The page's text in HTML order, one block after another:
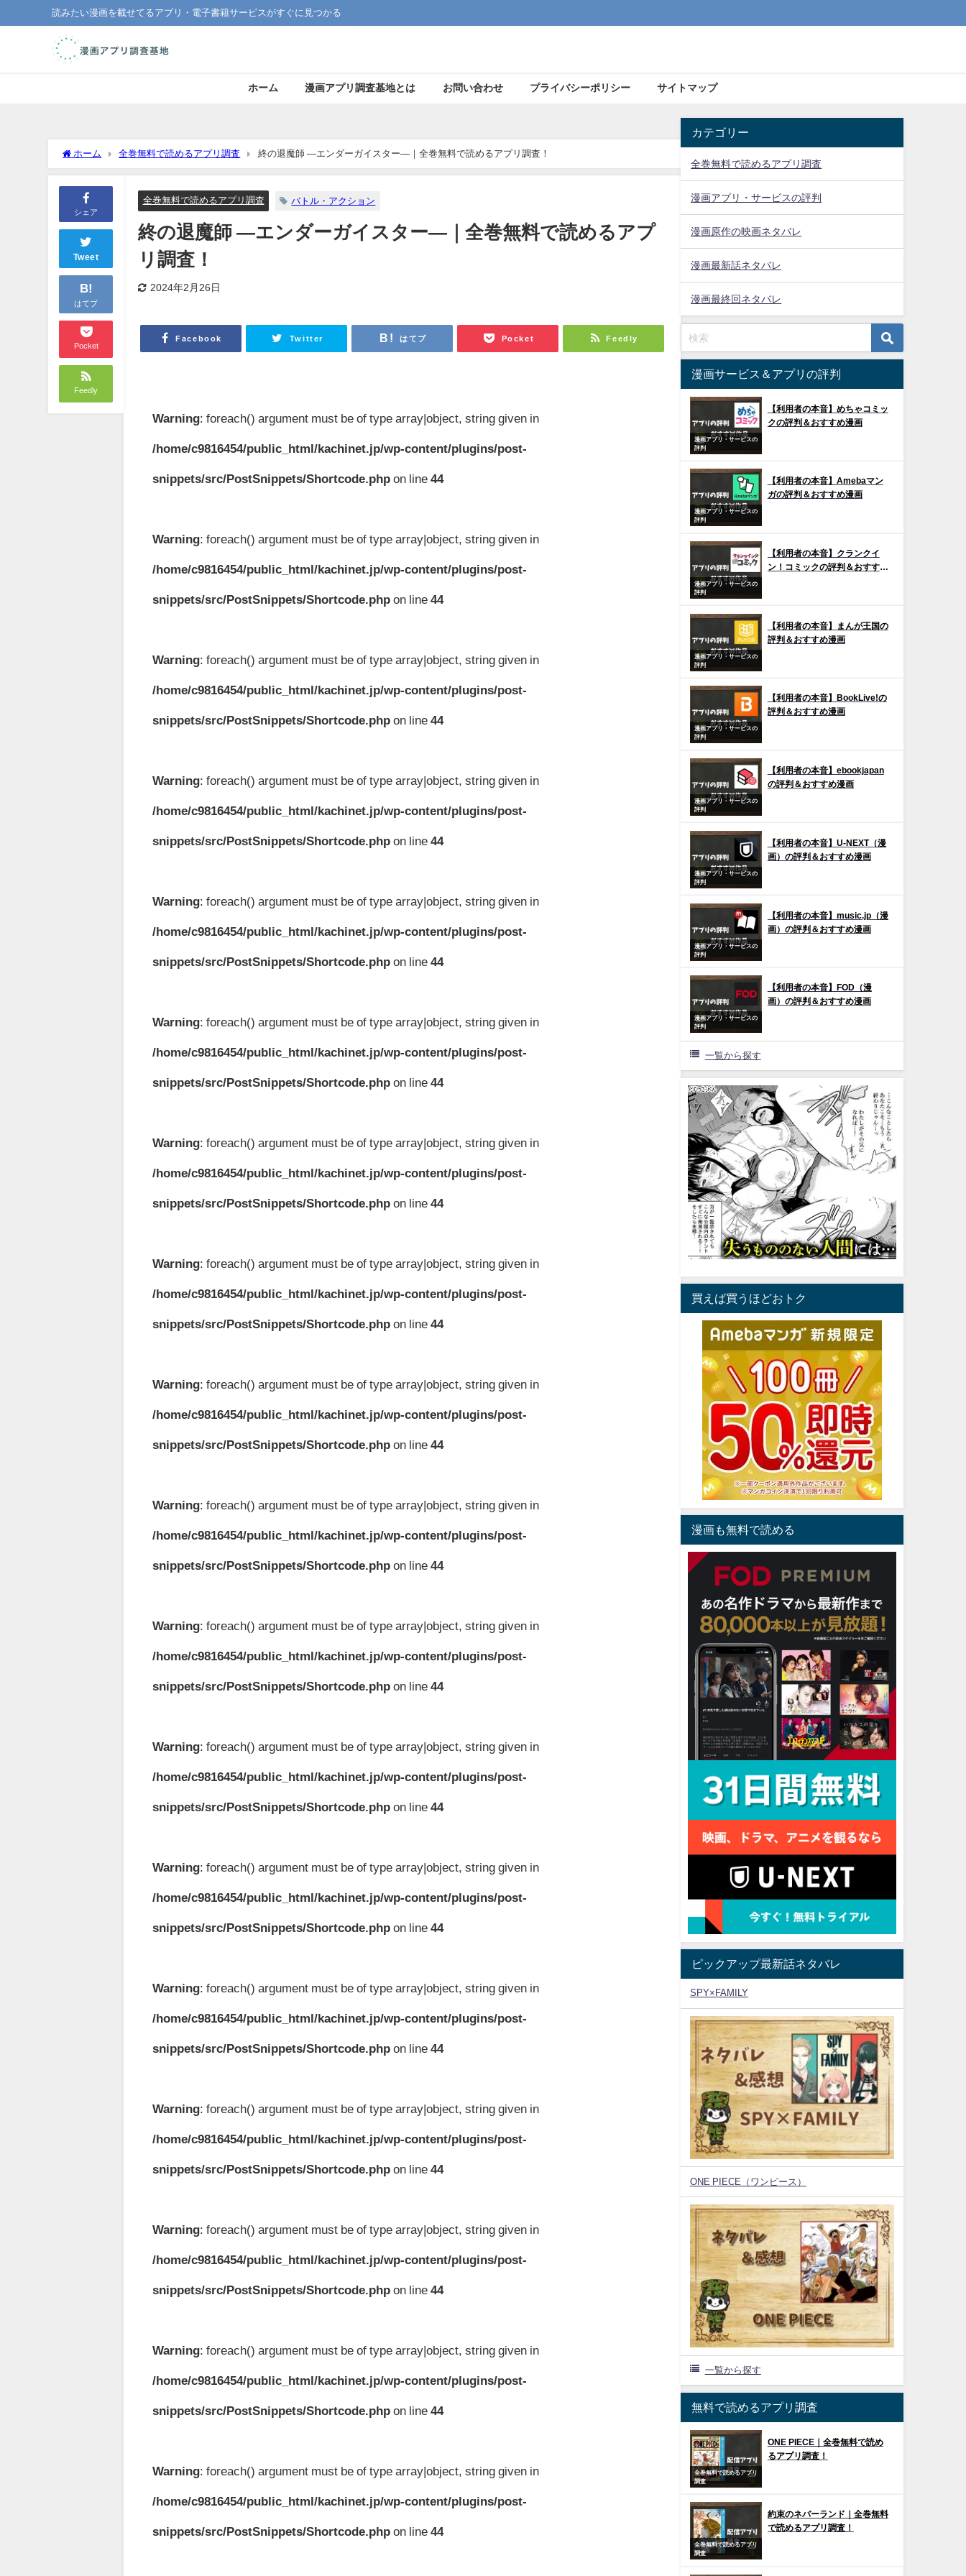
読みたい漫画を載せてるアプリ・電子書籍サービスがすぐに見つかる
ホーム 漫画アプリ調査基地とは お問い合わせ プライバシーポリシー サイトマップ
ホーム 全巻無料で読めるアプリ調査 終の退魔師 ―エンダーガイスター―｜全巻無料で読めるアプリ調査！
シェア
Tweet
B!
はてブ
Pocket
Feedly
全巻無料で読めるアプリ調査 バトル・アクション
終の退魔師 ―エンダーガイスター―｜全巻無料で読めるアプ
リ調査！
2024年2月26日
Facebook Twitter はてブ Pocket Feedly
Warning: foreach() argument must be of type array|object, string given in
/home/c9816454/public_html/kachinet.jp/wp-content/plugins/post-
snippets/src/PostSnippets/Shortcode.php on line44
Warning: foreach() argument must be of type array|object, string given in
/home/c9816454/public_html/kachinet.jp/wp-content/plugins/post-
snippets/src/PostSnippets/Shortcode.php on line44
Warning: foreach() argument must be of type array|object, string given in
/home/c9816454/public_html/kachinet.jp/wp-content/plugins/post-
snippets/src/PostSnippets/Shortcode.php on line44
Warning: foreach() argument must be of type array|object, string given in
/home/c9816454/public_html/kachinet.jp/wp-content/plugins/post-
snippets/src/PostSnippets/Shortcode.php on line44
Warning: foreach() argument must be of type array|object, string given in
/home/c9816454/public_html/kachinet.jp/wp-content/plugins/post-
snippets/src/PostSnippets/Shortcode.php on line44
Warning: foreach() argument must be of type array|object, string given in
/home/c9816454/public_html/kachinet.jp/wp-content/plugins/post-
snippets/src/PostSnippets/Shortcode.php on line44
Warning: foreach() argument must be of type array|object, string given in
/home/c9816454/public_html/kachinet.jp/wp-content/plugins/post-
snippets/src/PostSnippets/Shortcode.php on line44
Warning: foreach() argument must be of type array|object, string given in
/home/c9816454/public_html/kachinet.jp/wp-content/plugins/post-
snippets/src/PostSnippets/Shortcode.php on line44
Warning: foreach() argument must be of type array|object, string given in
/home/c9816454/public_html/kachinet.jp/wp-content/plugins/post-
snippets/src/PostSnippets/Shortcode.php on line44
Warning: foreach() argument must be of type array|object, string given in
/home/c9816454/public_html/kachinet.jp/wp-content/plugins/post-
snippets/src/PostSnippets/Shortcode.php on line44
Warning: foreach() argument must be of type array|object, string given in
/home/c9816454/public_html/kachinet.jp/wp-content/plugins/post-
snippets/src/PostSnippets/Shortcode.php on line44
Warning: foreach() argument must be of type array|object, string given in
/home/c9816454/public_html/kachinet.jp/wp-content/plugins/post-
snippets/src/PostSnippets/Shortcode.php on line44
Warning: foreach() argument must be of type array|object, string given in
/home/c9816454/public_html/kachinet.jp/wp-content/plugins/post-
snippets/src/PostSnippets/Shortcode.php on line44
Warning: foreach() argument must be of type array|object, string given in
/home/c9816454/public_html/kachinet.jp/wp-content/plugins/post-
snippets/src/PostSnippets/Shortcode.php on line44
Warning: foreach() argument must be of type array|object, string given in
/home/c9816454/public_html/kachinet.jp/wp-content/plugins/post-
snippets/src/PostSnippets/Shortcode.php on line44
Warning: foreach() argument must be of type array|object, string given in
/home/c9816454/public_html/kachinet.jp/wp-content/plugins/post-
snippets/src/PostSnippets/Shortcode.php on line44
Warning: foreach() argument must be of type array|object, string given in
/home/c9816454/public_html/kachinet.jp/wp-content/plugins/post-
snippets/src/PostSnippets/Shortcode.php on line44
Warning: foreach() argument must be of type array|object, string given in
/home/c9816454/public_html/kachinet.jp/wp-content/plugins/post-
snippets/src/PostSnippets/Shortcode.php on line44
カテゴリー
全巻無料で読めるアプリ調査
漫画アプリ・サービスの評判
漫画原作の映画ネタバレ
漫画最新話ネタバレ
漫画最終回ネタバレ
漫画サービス＆アプリの評判
漫画アプリ・サービスの
評判
【利用者の本音】めちゃコミッ
クの評判＆おすすめ漫画
漫画アプリ・サービスの
評判
【利用者の本音】Amebaマン
ガの評判＆おすすめ漫画
漫画アプリ・サービスの
評判
【利用者の本音】クランクイ
ン！コミックの評判＆おすすめ
漫画アプリ・サービスの
評判
【利用者の本音】まんが王国の
評判＆おすすめ漫画
漫画アプリ・サービスの
評判
【利用者の本音】BookLive!の
評判＆おすすめ漫画
漫画アプリ・サービスの
評判
【利用者の本音】ebookjapan
の評判＆おすすめ漫画
漫画アプリ・サービスの
評判
【利用者の本音】U-NEXT（漫
画）の評判＆おすすめ漫画
漫画アプリ・サービスの
評判
【利用者の本音】music.jp（漫
画）の評判＆おすすめ漫画
漫画アプリ・サービスの
評判
【利用者の本音】FOD（漫
画）の評判＆おすすめ漫画
一覧から探す
買えば買うほどおトク
漫画も無料で読める
ピックアップ最新話ネタバレ
SPY×FAMILY
ONE PIECE（ワンピース）
一覧から探す
無料で読めるアプリ調査
全巻無料で読めるアプリ
調査
ONE PIECE｜全巻無料で読め
るアプリ調査！
全巻無料で読めるアプリ
調査
約束のネバーランド｜全巻無料
で読めるアプリ調査！